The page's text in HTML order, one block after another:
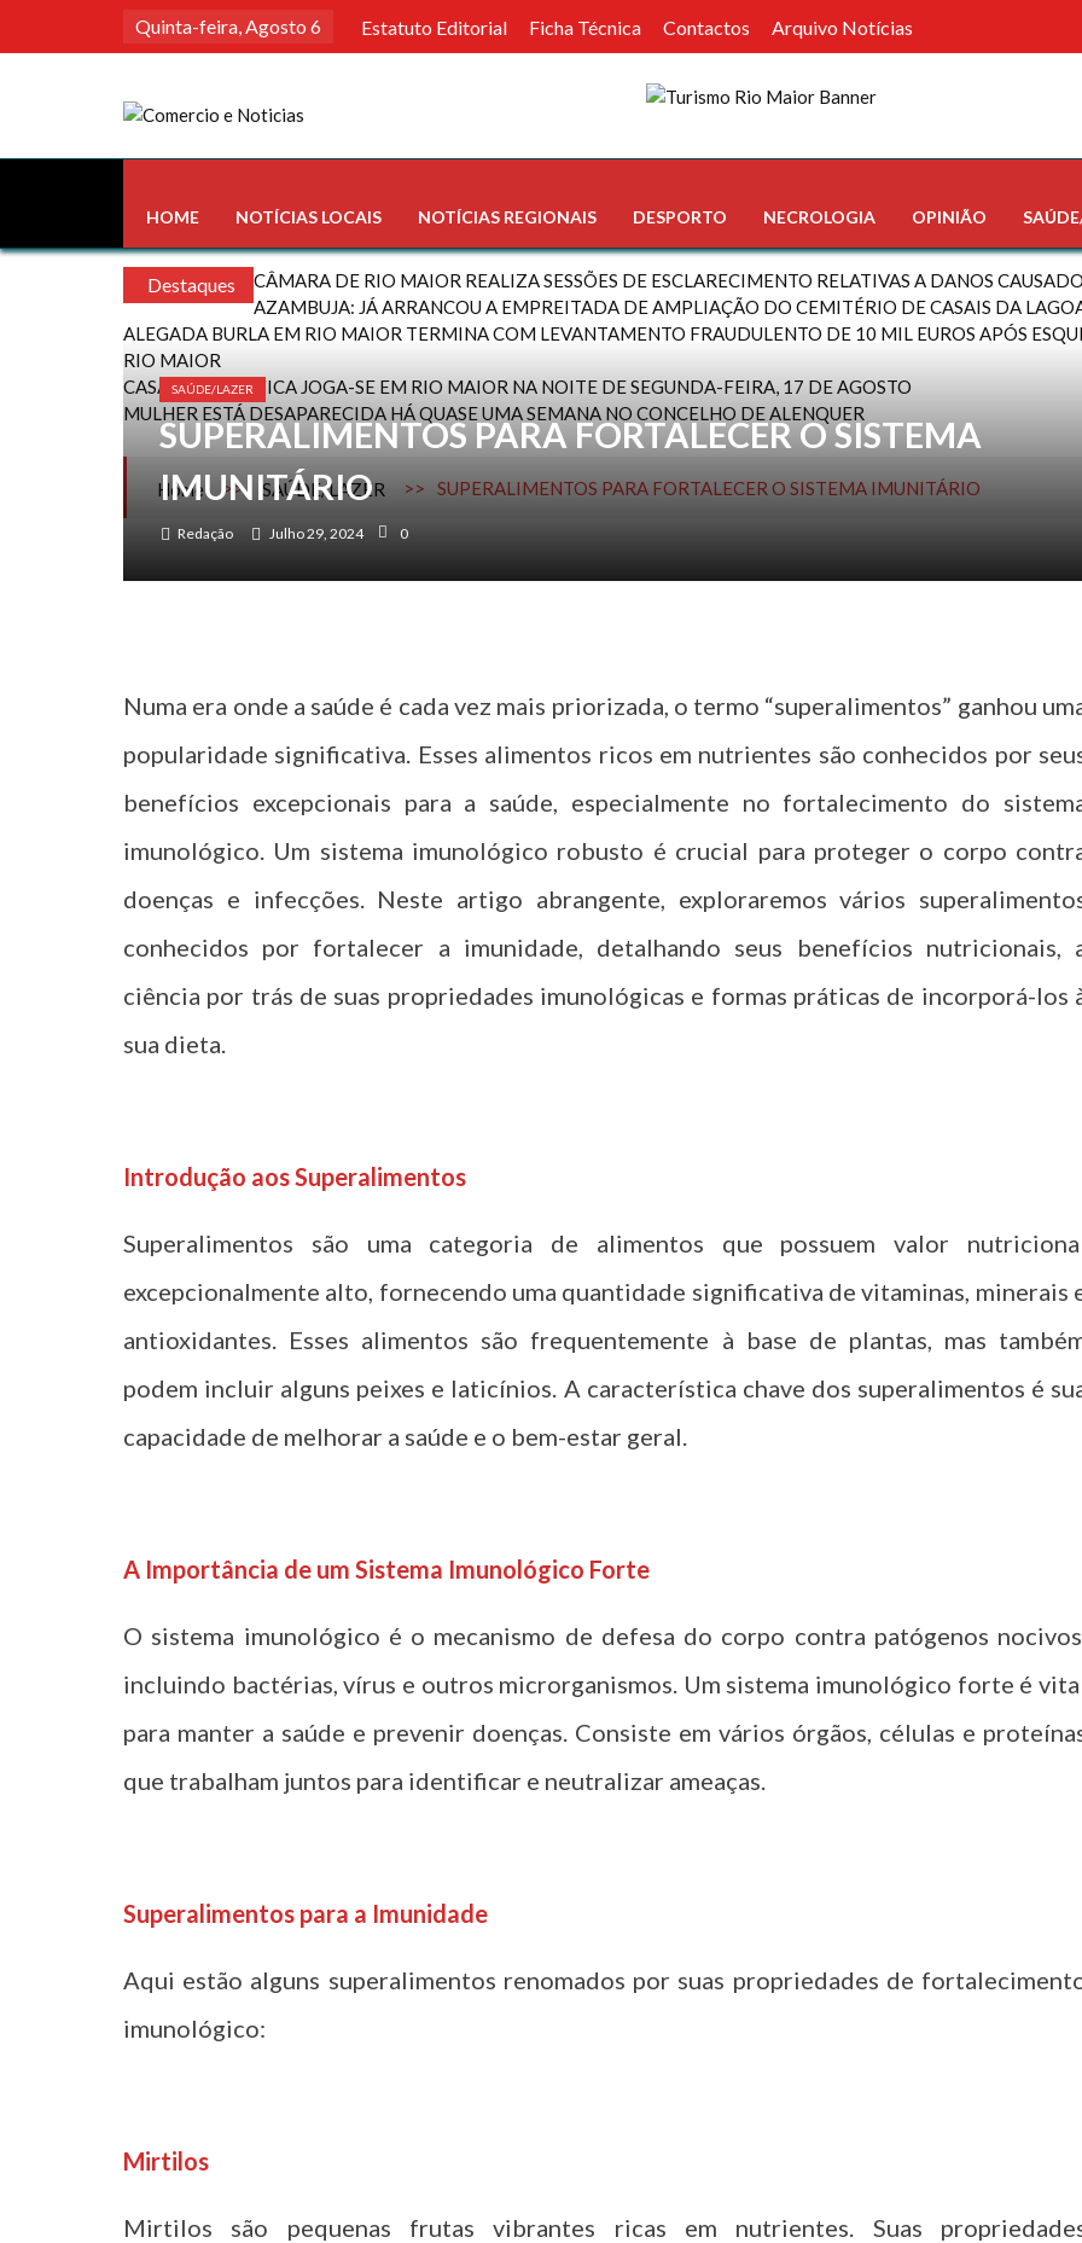
Quinta-feira, Agosto 6 Estatuto Editorial Ficha Técnica Contactos Arquivo Notícias
Comercio e Noticias
Notícias e Publicidade Online
HOME NOTÍCIAS LOCAIS NOTÍCIAS REGIONAIS DESPORTO NECROLOGIA OPINIÃO
Destaques
CÂMARA DE RIO MAIOR REALIZA SESSÕES DE ESCLARECIMENTO RELATIVAS A DANOS
AZAMBUJA: JÁ ARRANCOU A EMPREITADA DE AMPLIAÇÃO DO CEMITÉRIO DE CASAIS DA
ALEGADA BURLA EM RIO MAIOR TERMINA COM LEVANTAMENTO FRAUDULENTO DE 10 MIL EUROS APÓS
RIO MAIOR
CASA PIA – BENFICA JOGA-SE EM RIO MAIOR NA NOITE DE SEGUNDA-FEIRA, 17 DE AGOSTO
MULHER ESTÁ DESAPARECIDA HÁ QUASE UMA SEMANA NO CONCELHO DE ALENQUER
Home >> SAÚDE/LAZER >> SUPERALIMENTOS PARA FORTALECER O SISTEMA IMUNITÁRIO
SAÚDE/LAZER
SUPERALIMENTOS PARA FORTALECER O SISTEMA
IMUNITÁRIO
Redação Julho 29, 2024 0
Numa era onde a saúde é cada vez mais priorizada, o termo “superalimentos” ganhou
popularidade significativa. Esses alimentos ricos em nutrientes são conhecidos por
benefícios excepcionais para a saúde, especialmente no fortalecimento do
imunológico. Um sistema imunológico robusto é crucial para proteger o corpo
doenças e infecções. Neste artigo abrangente, exploraremos vários
conhecidos por fortalecer a imunidade, detalhando seus benefícios nutricionais,
ciência por trás de suas propriedades imunológicas e formas práticas de incorporá-los
sua dieta.
Introdução aos Superalimentos
Superalimentos são uma categoria de alimentos que possuem valor
excepcionalmente alto, fornecendo uma quantidade significativa de vitaminas, minerais
antioxidantes. Esses alimentos são frequentemente à base de plantas, mas
podem incluir alguns peixes e laticínios. A característica chave dos superalimentos é
capacidade de melhorar a saúde e o bem-estar geral.
A Importância de um Sistema Imunológico Forte
O sistema imunológico é o mecanismo de defesa do corpo contra patógenos nocivos,
incluindo bactérias, vírus e outros microrganismos. Um sistema imunológico forte é
para manter a saúde e prevenir doenças. Consiste em vários órgãos, células e
que trabalham juntos para identificar e neutralizar ameaças.
Superalimentos para a Imunidade
Aqui estão alguns superalimentos renomados por suas propriedades de
imunológico:
Mirtilos
Mirtilos são pequenas frutas vibrantes ricas em nutrientes. Suas